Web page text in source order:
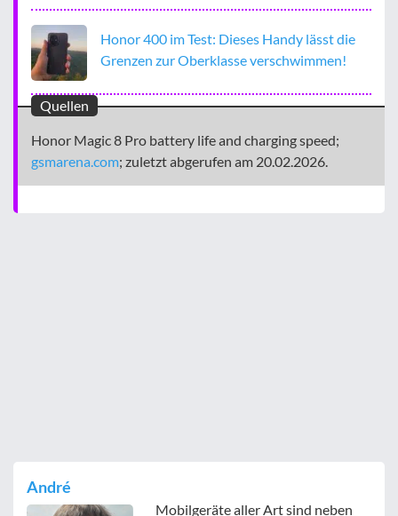
Honor 400 im Test: Dieses Handy lässt die
Grenzen zur Oberklasse verschwimmen!
Quellen
Honor Magic 8 Pro battery life and charging speed;
gsmarena.com; zuletzt abgerufen am 20.02.2026.
André
Mobilgeräte aller Art sind neben